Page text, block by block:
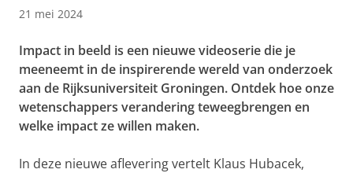
21 mei 2024
Impact in beeld is een nieuwe videoserie die je
meeneemt in de inspirerende wereld van onderzoek
aan de Rijksuniversiteit Groningen. Ontdek hoe onze
wetenschappers verandering teweegbrengen en
welke impact ze willen maken.
In deze nieuwe aflevering vertelt Klaus Hubacek,